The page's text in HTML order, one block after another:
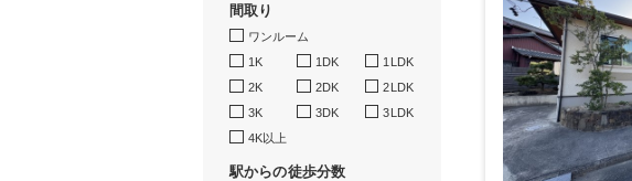
間取り
ワンルーム
1K
1DK
1LDK
2K
2DK
2LDK
3K
3DK
3LDK
4K以上
駅からの徒歩分数